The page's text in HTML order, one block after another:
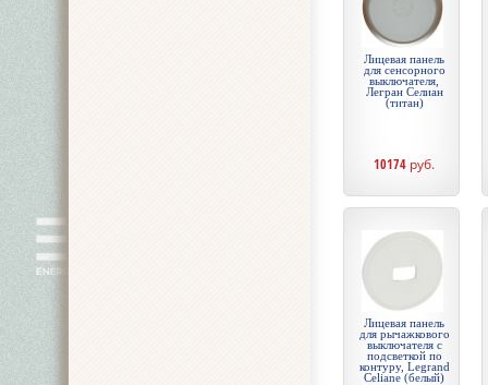
Лицевая панель
для сенсорного
выключателя,
Легран Селиан
(титан)
10174 руб.
Лицевая панель
для рычажкового
выключателя с
подсветкой по
контуру, Legrand
Celiane (белый)